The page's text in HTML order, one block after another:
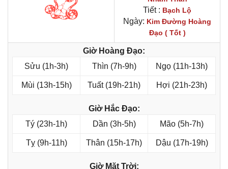
Tiết : Bạch Lộ
Ngày: Kim Đường Hoàng
Đạo ( Tốt )
Giờ Hoàng Đạo:
Sửu (1h-3h)
Thìn (7h-9h) Ngọ (11h-13h)
Mùi (13h-15h) Tuất (19h-21h) Hợi (21h-23h)
Giờ Hắc Đạo:
Tý (23h-1h)
Dần (3h-5h) Mão (5h-7h)
Tỵ (9h-11h) Thân (15h-17h) Dậu (17h-19h)
Giờ Mặt Trời: